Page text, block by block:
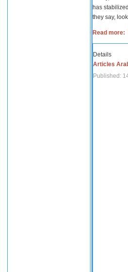
has
they say,
Read more:
Details
Articles
Published: